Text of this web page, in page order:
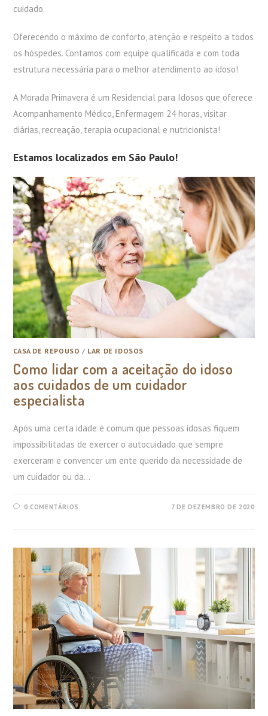
cuidado.
Oferecendo o máximo de conforto, atenção e respeito a todos
os hóspedes. Contamos com equipe qualificada e com toda
estrutura necessária para o melhor atendimento ao idoso!
A Morada Primavera é um Residencial para Idosos que oferece
Acompanhamento Médico, Enfermagem 24 horas, visitar
diárias, recreação, terapia ocupacional e nutricionista!
Estamos localizados em São Paulo!
CASA DE REPOUSO / LAR DE IDOSOS
Como lidar com a aceitação do idoso
aos cuidados de um cuidador
especialista
Após uma certa idade é comum que pessoas idosas fiquem
impossibilitadas de exercer o autocuidado que sempre
exerceram e convencer um ente querido da necessidade de
um cuidador ou da…
0 COMENTÁRIOS 7 DE DEZEMBRO DE 2020